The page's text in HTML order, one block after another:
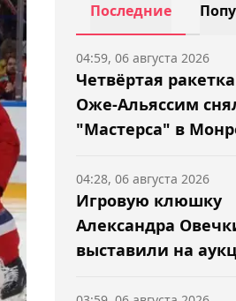
Последние
Четвёртая
Оже-Альяссим
"Мастерса" в
04:59, 06 августа 2026
Игровую клюшку
Александра
выставили на
04:28, 06 августа 2026